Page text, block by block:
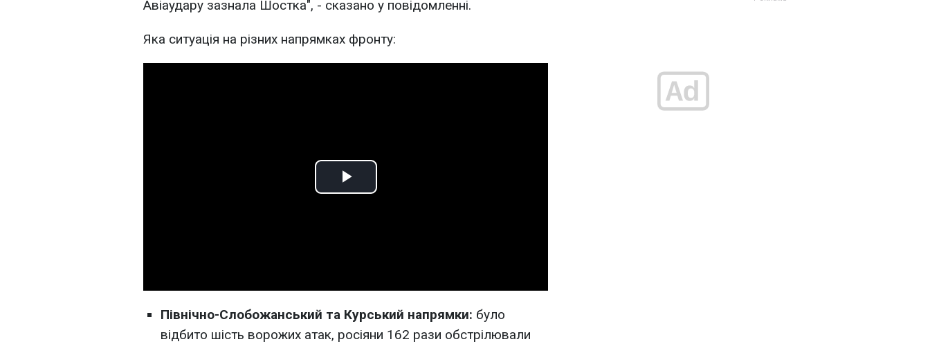
Авіаудару зазнала Шостка", - сказано у повідомленні.
Яка ситуація на різних напрямках фронту:
Play
Північно-Слобожанський та Курський напрямки: було
відбито шість ворожих атак, росіяни 162 рази обстрілювали